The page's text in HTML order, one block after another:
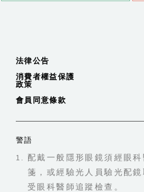
會員同意條款
法律公告
消費者權益保護
政策
警語
配戴一般隱形眼鏡須經眼
箋，或經驗光人員驗光配
受眼科醫師追蹤檢查。